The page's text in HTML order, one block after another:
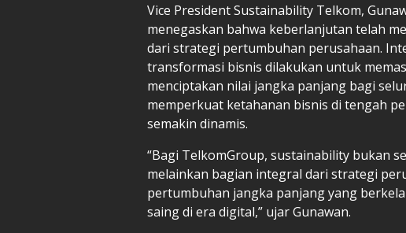
Vice President Sustainability Telkom,
menegaskan bahwa keberlanjutan telah
dari strategi pertumbuhan perusahaan.
transformasi bisnis dilakukan untuk
menciptakan nilai jangka panjang bagi
memperkuat ketahanan bisnis di tengah
semakin dinamis.
“Bagi TelkomGroup, sustainability bukan
melainkan bagian integral dari strategi
pertumbuhan jangka panjang yang
saing di era digital,” ujar Gunawan.